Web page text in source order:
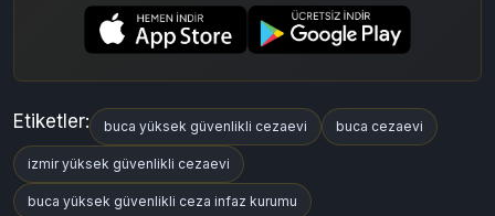
Etiketler: buca yüksek güvenlikli cezaevi buca cezaevi
izmir yüksek güvenlikli cezaevi
buca yüksek güvenlikli ceza infaz kurumu